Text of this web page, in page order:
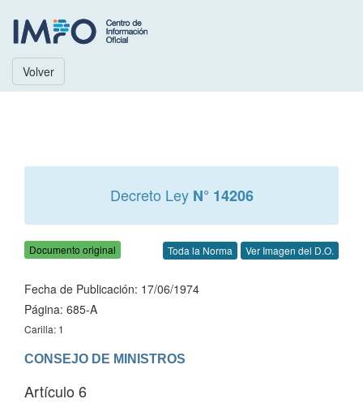
Volver
Decreto Ley N° 14206
Documento original Toda la Norma Ver Imagen del D.O.
Fecha de Publicación: 17/06/1974
Página: 685-A
Carilla: 1
CONSEJO DE MINISTROS
Artículo 6